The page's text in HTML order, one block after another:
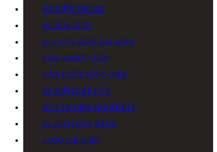
XE ĐIỆN TRẺ EM
XE BUS ĐIỆN
ATV/UTV ĐIỆN ĐỊA HÌNH
VÁN TRƯỢT ĐIỆN
VÁN LƯỚT SÓNG ĐIỆN
XE ĐIỆN GẤP GỌN
XE LĂN ĐIỆN NGƯỜI GIÀ
XE ĐIỆN CÂN BẰNG
SCOOTER ĐIỆN